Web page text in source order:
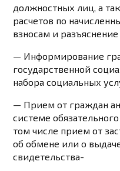
должностных лиц, а
расчетов по
взносам и
— Информирование
государственной
набора социальных
— Прием от граждан
системе
том числе прием от
об обмене или о
свидетельства-